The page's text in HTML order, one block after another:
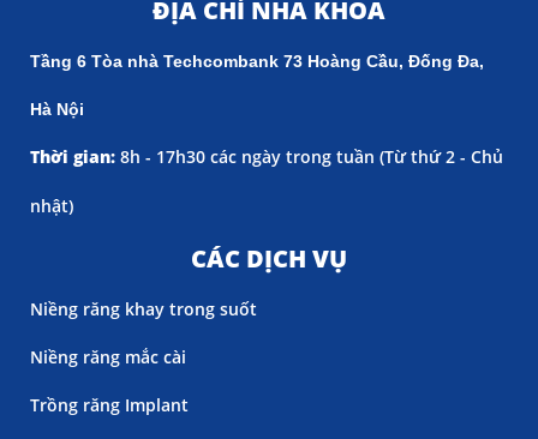
ĐỊA CHỈ NHA KHOA
Tầng 6 Tòa nhà Techcombank 73 Hoàng Cầu, Đống Đa,
Hà Nội
Thời gian: 8h - 17h30 các ngày trong tuần (Từ thứ 2 - Chủ
nhật)
CÁC DỊCH VỤ
Niềng răng khay trong suốt
Niềng răng mắc cài
Trồng răng Implant